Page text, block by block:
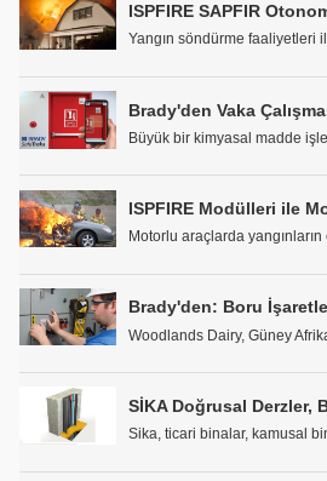
Yangın söndürme faaliyetleri
Büyük bir kimyasal madde
Woodlands Dairy, Güney
Sika, ticari binalar, kamusal